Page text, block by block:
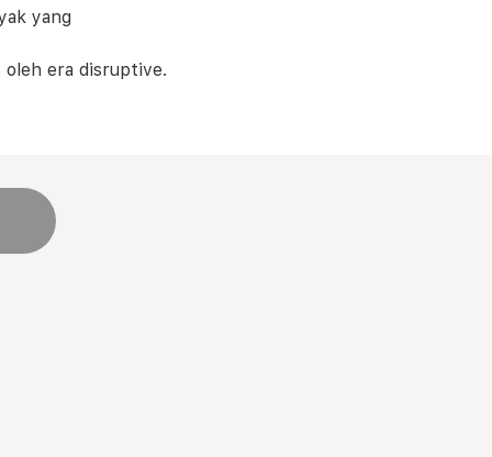
yang
oleh era disruptive.